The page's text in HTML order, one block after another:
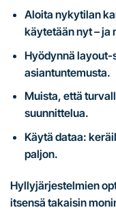
Aloita nykytilan
käytetään nyt – ja
Hyödynnä
asiantuntemusta.
Muista, että
suunnittelua.
Käytä dataa:
paljon.
Hyllyjärjestelmien
itsensä takaisin